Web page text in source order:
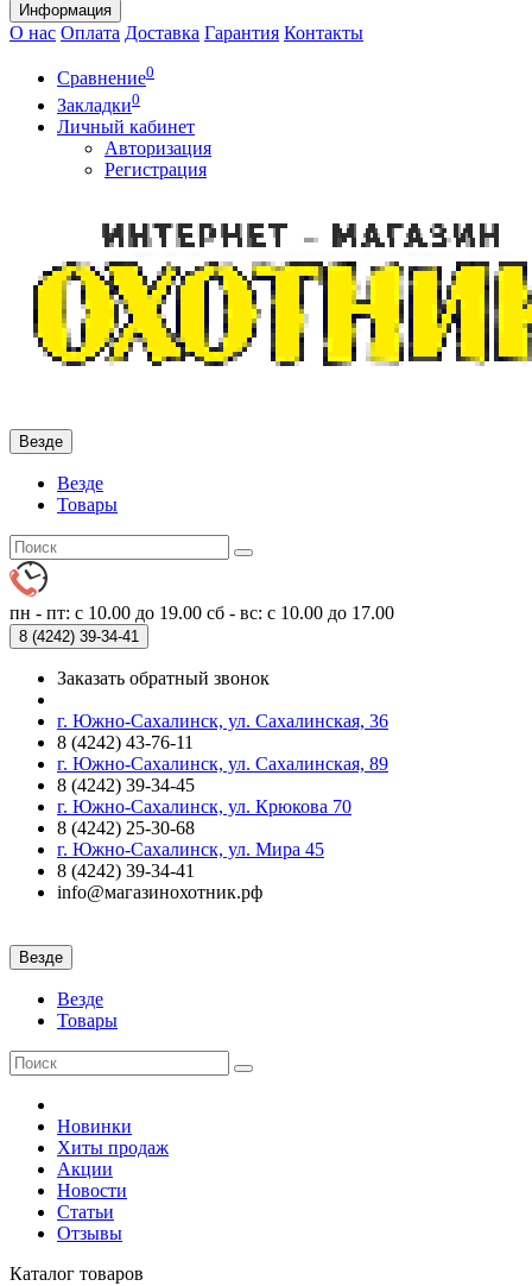
Информация
О нас Оплата Доставка Гарантия Контакты
Сравнение0
Закладки0
Личный кабинет
Авторизация
Регистрация
Везде
Везде
Товары
пн - пт: с 10.00 до 19.00 сб - вс: с 10.00 до 17.00
8 (4242) 39-34-41
Заказать обратный звонок
г. Южно-Сахалинск, ул. Сахалинская, 36
8 (4242) 43-76-11
г. Южно-Сахалинск, ул. Сахалинская, 89
8 (4242) 39-34-45
г. Южно-Сахалинск, ул. Крюкова 70
8 (4242) 25-30-68
г. Южно-Сахалинск, ул. Мира 45
8 (4242) 39-34-41
info@магазинохотник.рф
Везде
Везде
Товары
Новинки
Хиты продаж
Акции
Новости
Статьи
Отзывы
Каталог товаров